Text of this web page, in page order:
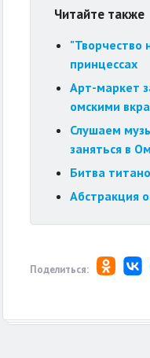
Читайте также
"Творчество
принцессах
Арт-маркет
омскими
Слушаем
заняться в
Битва
Абстракция
Поделиться: